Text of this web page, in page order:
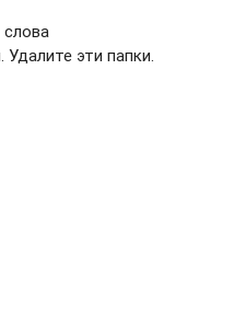
Удалите эти папки.